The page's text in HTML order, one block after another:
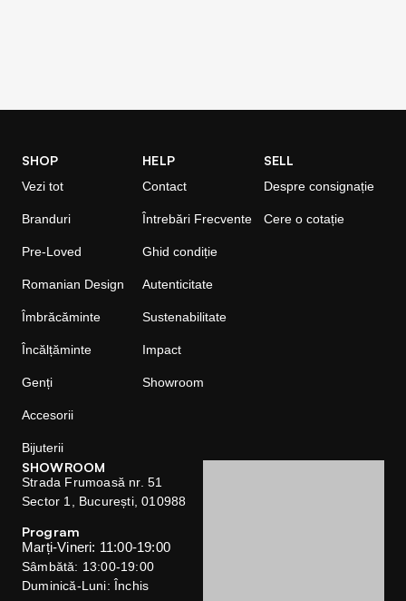
SHOP
Vezi tot
Branduri
Pre-Loved
Romanian Design
Îmbrăcăminte
Încălțăminte
Genți
Accesorii
Bijuterii
HELP
Contact
Întrebări Frecvente
Ghid condiție
Autenticitate
Sustenabilitate
Impact
Showroom
SELL
Despre consignație
Cere o cotație
SHOWROOM
Strada Frumoasă nr. 51
Sector 1, București, 010988
Program
Marți-Vineri: 11:00-19:00
Sâmbătă: 13:00-19:00
Duminică-Luni: Închis